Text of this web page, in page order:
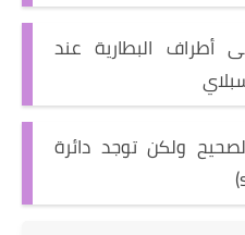
أطراف البطارية عند
ولكنتوجد دائرة